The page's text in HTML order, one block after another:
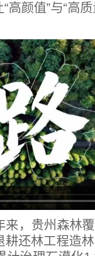
高颜值”与“高
，贵州森林覆
耕还林工程造